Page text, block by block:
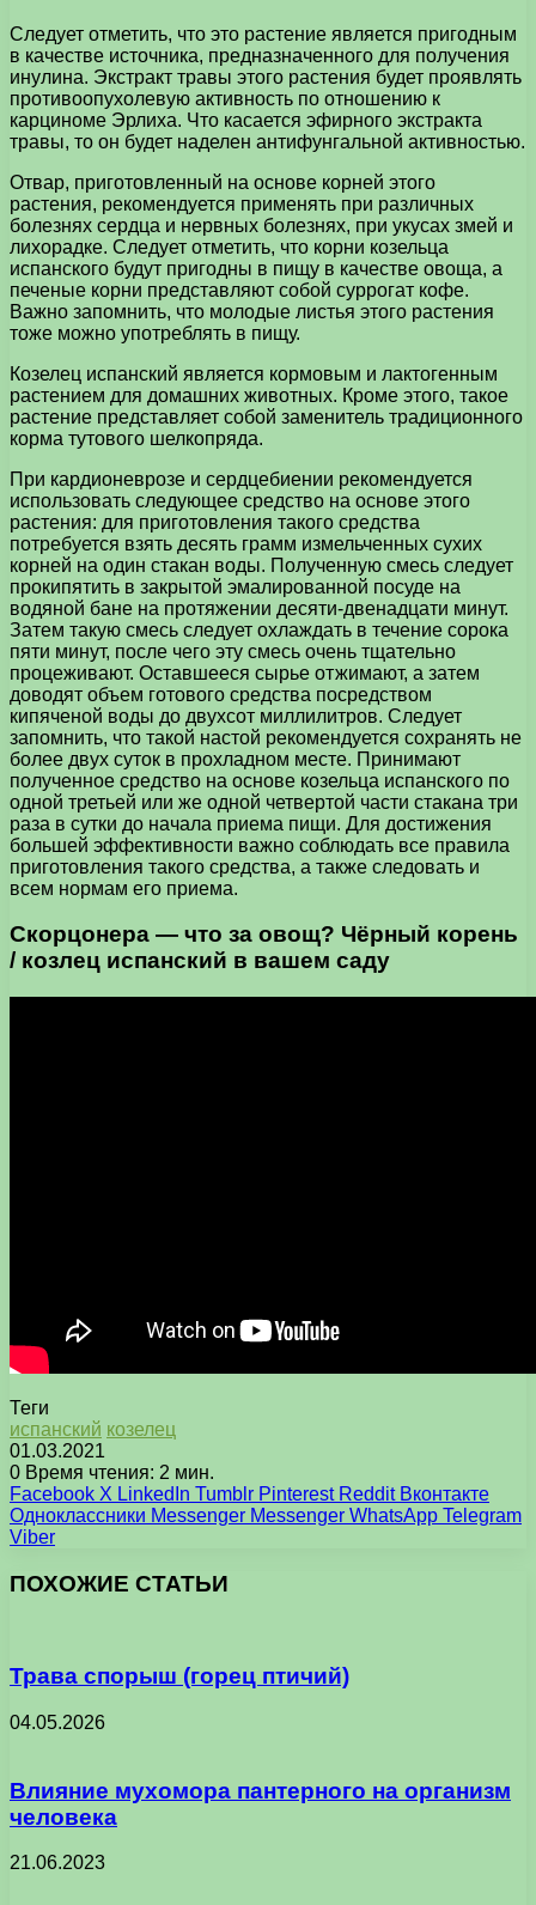
Следует отметить, что это растение является пригодным
в качестве источника, предназначенного для получения
инулина. Экстракт травы этого растения будет проявлять
противоопухолевую активность по отношению к
карциноме Эрлиха. Что касается эфирного экстракта
травы, то он будет наделен антифунгальной активностью.
Отвар, приготовленный на основе корней этого
растения, рекомендуется применять при различных
болезнях сердца и нервных болезнях, при укусах змей и
лихорадке. Следует отметить, что корни козельца
испанского будут пригодны в пищу в качестве овоща, а
печеные корни представляют собой суррогат кофе.
Важно запомнить, что молодые листья этого растения
тоже можно употреблять в пищу.
Козелец испанский является кормовым и лактогенным
растением для домашних животных. Кроме этого, такое
растение представляет собой заменитель традиционного
корма тутового шелкопряда.
При кардионеврозе и сердцебиении рекомендуется
использовать следующее средство на основе этого
растения: для приготовления такого средства
потребуется взять десять грамм измельченных сухих
корней на один стакан воды. Полученную смесь следует
прокипятить в закрытой эмалированной посуде на
водяной бане на протяжении десяти-двенадцати минут.
Затем такую смесь следует охлаждать в течение сорока
пяти минут, после чего эту смесь очень тщательно
процеживают. Оставшееся сырье отжимают, а затем
доводят объем готового средства посредством
кипяченой воды до двухсот миллилитров. Следует
запомнить, что такой настой рекомендуется сохранять не
более двух суток в прохладном месте. Принимают
полученное средство на основе козельца испанского по
одной третьей или же одной четвертой части стакана три
раза в сутки до начала приема пищи. Для достижения
большей эффективности важно соблюдать все правила
приготовления такого средства, а также следовать и
всем нормам его приема.
Скорцонера — что за овощ? Чёрный корень
/ козлец испанский в вашем саду
Теги
испанский козелец
01.03.2021
0 Время чтения: 2 мин.
Facebook X LinkedIn Tumblr Pinterest Reddit Вконтакте
Одноклассники Messenger Messenger WhatsApp Telegram
Viber
ПОХОЖИЕ СТАТЬИ
Трава спорыш (горец птичий)
04.05.2026
Влияние мухомора пантерного на организм
человека
21.06.2023